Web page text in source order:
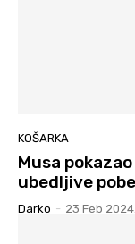
KOŠARKA
Musa
ubedljive
Darko - 23 Feb